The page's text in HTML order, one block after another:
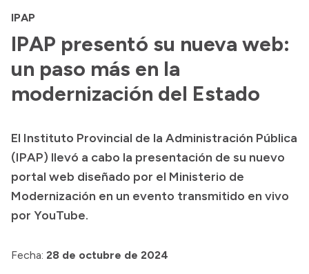
Autoridades
Delegaciones
Estadísticas de hechos vitales
Presupuesto
Boletín Oficial
Compras y licitaciones
Consulta de expedientes
Convocatorias
IPAP
IPAP presentó su nueva web:
un paso más en la
modernización del Estado
El Instituto Provincial de la Administración Pública
(IPAP) llevó a cabo la presentación de su nuevo
portal web diseñado por el Ministerio de
Modernización en un evento transmitido en vivo
por YouTube.
Fecha: 28 de octubre de 2024